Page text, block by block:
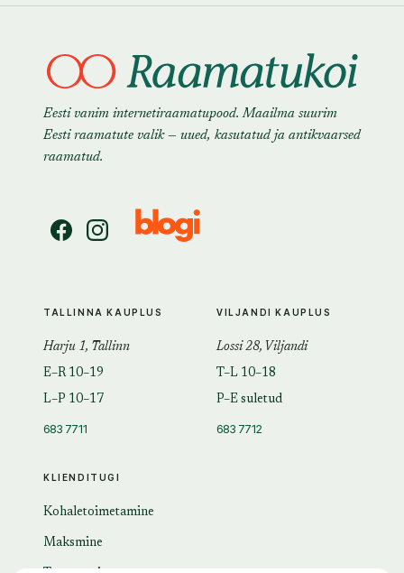
Eesti vanim internetiraamatupood. Maailma suurim
Eesti raamatute valik — uued, kasutatud ja antikvaarsed
raamatud.
KLIENDITUGI
Kohaletoimetamine
Maksmine
TALLINNA KAUPLUS
Harju 1, Tallinn
E–R 10–19
L–P 10–17
683 7711
VILJANDI KAUPLUS
Lossi 28, Viljandi
T–L 10–18
P–E suletud
683 7712